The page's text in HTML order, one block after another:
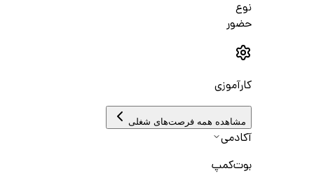
نوع
حضور
کارآموزی
مشاهده همه فرصت‌های شغلی
آکادمی
بوت‌کمپ